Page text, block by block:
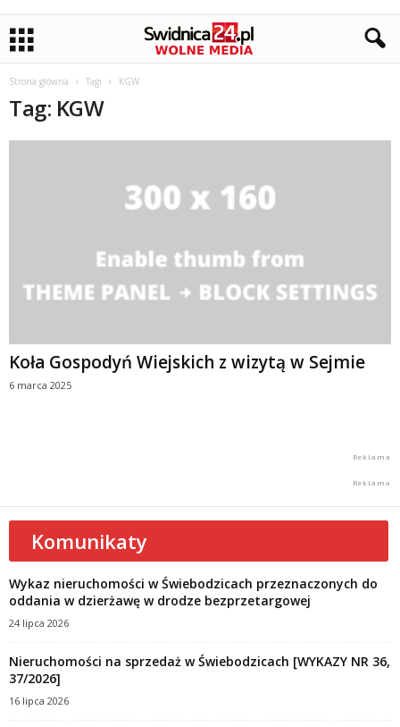
Strona główna Tagi KGW
Tag: KGW
Koła Gospodyń Wiejskich z wizytą w Sejmie
6 marca 2025
Komunikaty
Wykaz nieruchomości w Świebodzicach przeznaczonych do
oddania w dzierżawę w drodze bezprzetargowej
24 lipca 2026
Nieruchomości na sprzedaż w Świebodzicach [WYKAZY NR 36,
37/2026]
16 lipca 2026